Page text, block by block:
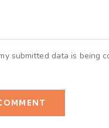
submitted data is being